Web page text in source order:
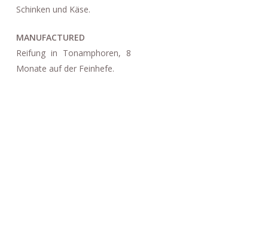
Schinken und Käse.
MANUFACTURED
Reifung in Tonamphoren, 8
Monate auf der Feinhefe.